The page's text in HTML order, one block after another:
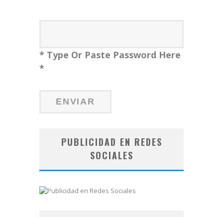
* Type Or Paste Password Here
*
PUBLICIDAD EN REDES
SOCIALES